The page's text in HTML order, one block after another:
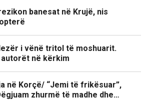
banesat në Krujë, nis
i vënë tritol të moshuarit.
në kërkim
në Korçë/ “Jemi të frikësuar”,
zhurmë të madhe dhe…